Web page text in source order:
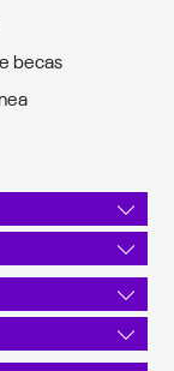
becas